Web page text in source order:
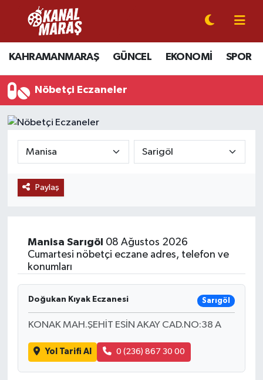
KAHRAMANMARAŞ GÜNCEL EKONOMİ SPOR
Nöbetçi Eczaneler
Paylaş
Manisa Sarıgöl 08 Ağustos 2026
Cumartesi nöbetçi eczane adres, telefon ve
konumları
Doğukan Kıyak Eczanesi Sarıgöl
KONAK MAH.ŞEHİT ESİN AKAY CAD.NO:38 A
Yol Tarifi Al 0 (236) 867 30 00
CANLI YAYIN
KAHRAMANMARAŞ
GÜNCEL
SİYASET
EKONOMİ
MAGAZİN
SAĞLIK
EĞİTİM
BÖLGE
KEŞFET
Kahramanmaraş Nöbetçi Eczaneler
Kahramanmaraş Hava Durumu
Kahramanmaraş Namaz Vakitleri
Süper Lig Puan Durumu ve Fikstür
Tüm Manşetler
Haber Arşivi